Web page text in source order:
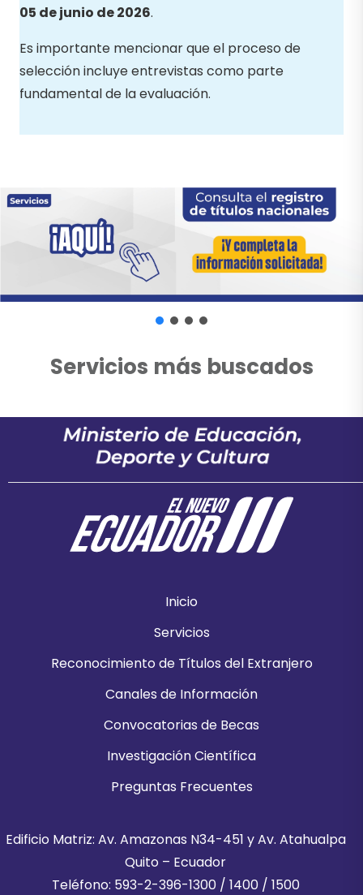
05 de junio de 2026.
Es importante mencionar que el proceso de
selección incluye entrevistas como parte
fundamental de la evaluación.
Servicios más buscados
Inicio
Servicios
Reconocimiento de Títulos del Extranjero
Canales de Información
Convocatorias de Becas
Investigación Científica
Preguntas Frecuentes
Edificio Matriz: Av. Amazonas N34-451 y Av. Atahualpa
Quito – Ecuador
Teléfono: 593-2-396-1300 / 1400 / 1500